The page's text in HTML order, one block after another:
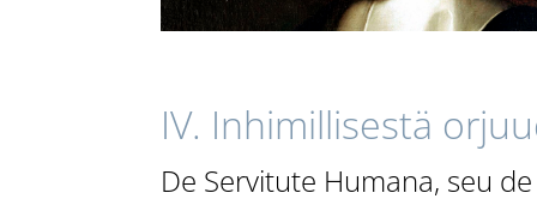
IV. Inhimillisestä
De Servitute Humana, seu